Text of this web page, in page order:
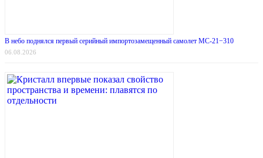
В небо поднялся первый серийный импортозамещенный самолет МС-21−310
06.08.2026